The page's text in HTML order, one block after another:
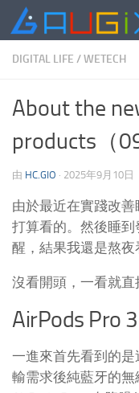
跳至内容
DIGITAL LIFE /WETECH
About the
products（
由 HC.GIO · 2025年9月10日
由於最近在實踐改
打算看的。然後睡
醒，結果我還是熬夜
沒看開頭，一看就直
AirPods Pro 3
一進來首先看到的
輸需求後純藍牙的